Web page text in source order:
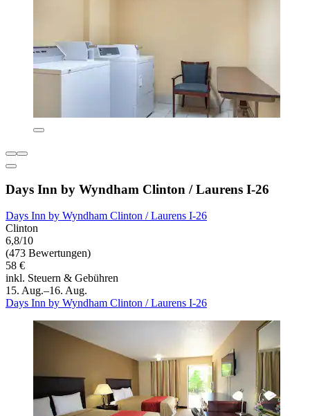
Days Inn by Wyndham Clinton / Laurens I-26
Days Inn by Wyndham Clinton / Laurens I-26
Clinton
6,8/10
(473 Bewertungen)
58 €
inkl. Steuern & Gebühren
15. Aug.–16. Aug.
Days Inn by Wyndham Clinton / Laurens I-26